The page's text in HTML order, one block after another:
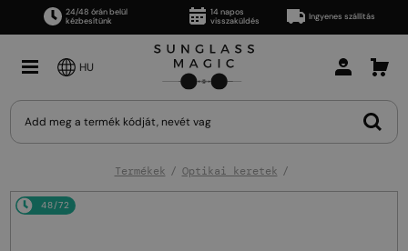
24/48 órán belül
kézbesítünk
14 napos
visszaküldés
Ingyenes szállítás
HU
Termékek Optikai keretek
48/72